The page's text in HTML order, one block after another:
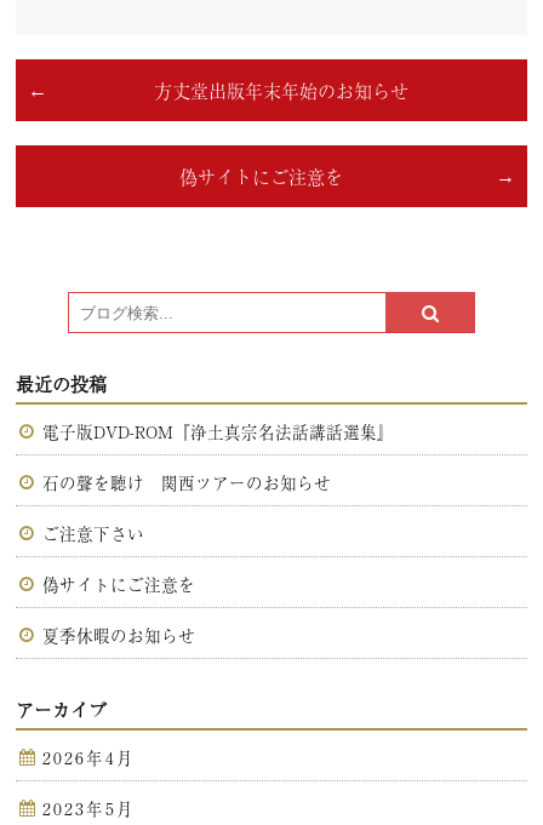
方丈堂出版年末年始のお知らせ
偽サイトにご注意を
最近の投稿
電子版DVD-ROM『浄土真宗名法話講話選集』
石の聲を聴け 関西ツアーのお知らせ
ご注意下さい
偽サイトにご注意を
夏季休暇のお知らせ
アーカイブ
2026年4月
2023年5月